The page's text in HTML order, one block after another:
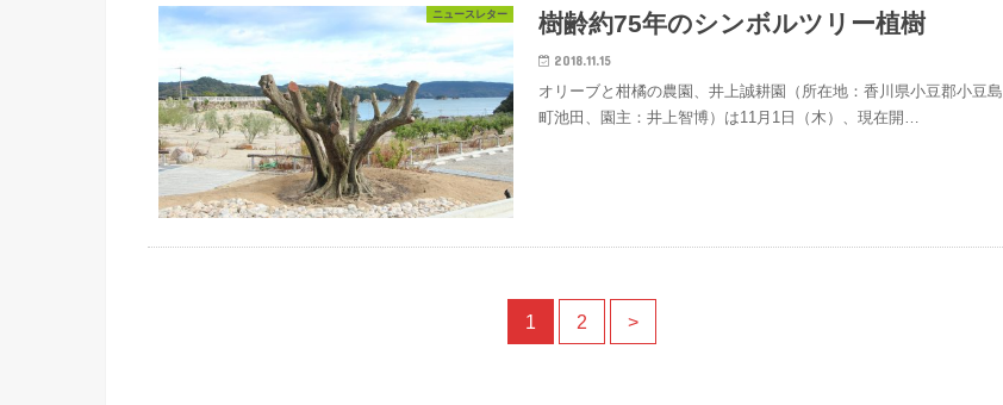
ニュースレター 樹齢約75年のシンボルツリー植樹
2018.11.15
オリーブと柑橘の農園、井上誠耕園（所在地：香川県小豆郡小豆島
町池田、園主：井上智博）は11月1日（木）、現在開…
1 2 >